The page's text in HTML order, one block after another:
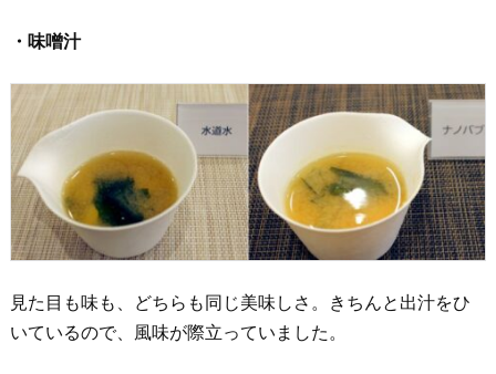
・味噌汁
見た目も味も、どちらも同じ美味しさ。きちんと出汁をひ
いているので、風味が際立っていました。